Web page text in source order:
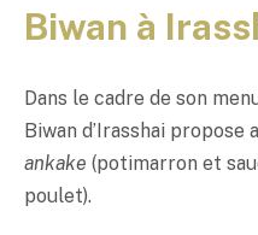
Biwan à
Dans le cadre de son
Biwan d’Irasshai
ankake (potimarron et
poulet).